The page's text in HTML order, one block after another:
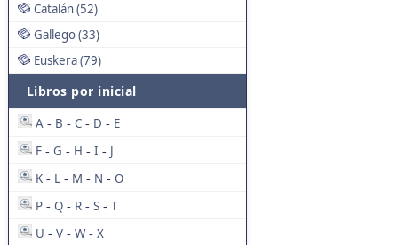
Catalán (52)
Gallego (33)
Euskera (79)
Libros por inicial
A - B - C - D - E
F - G - H - I - J
K - L - M - N - O
P - Q - R - S - T
U - V - W - X